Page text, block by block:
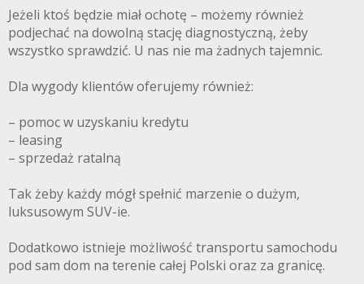
Jeżeli ktoś będzie miał ochotę – możemy również
podjechać na dowolną stację diagnostyczną, żeby
wszystko sprawdzić. U nas nie ma żadnych tajemnic.
Dla wygody klientów oferujemy również:
– pomoc w uzyskaniu kredytu
– leasing
– sprzedaż ratalną
Tak żeby każdy mógł spełnić marzenie o dużym,
luksusowym SUV-ie.
Dodatkowo istnieje możliwość transportu samochodu
pod sam dom na terenie całej Polski oraz za granicę.